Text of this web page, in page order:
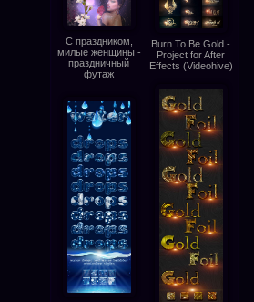
С праздником,
милые женщины -
праздничный
футаж
Burn To Be Gold -
Project for After
Effects (Videohive)